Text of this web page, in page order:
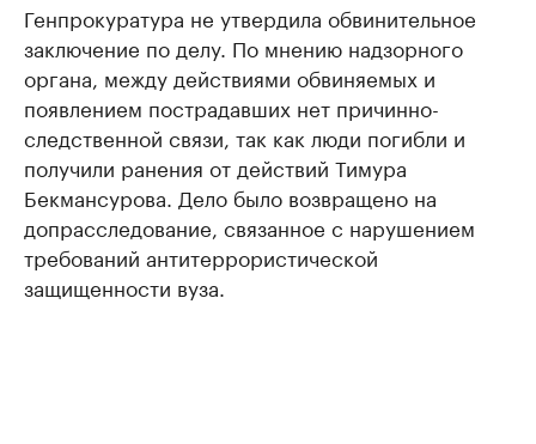
Генпрокуратура не утвердила обвинительное
заключение по делу. По мнению надзорного
органа, между действиями обвиняемых и
появлением пострадавших нет причинно-
следственной связи, так как люди погибли и
получили ранения от действий Тимура
Бекмансурова. Дело было возвращено на
допрасследование, связанное с нарушением
требований антитеррористической
защищенности вуза.